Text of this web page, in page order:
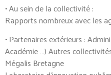
• Au sein de la collectivité :
Rapports nombreux avec les
• Partenaires extérieurs :
Académie …) Autres
Mégalis Bretagne